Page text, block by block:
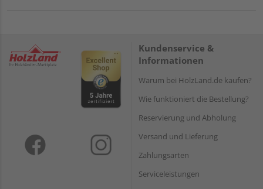
Kundenservice &
Informationen
Warum bei HolzLand.de kaufen?
Wie funktioniert die Bestellung?
Reservierung und Abholung
Versand und Lieferung
Zahlungsarten
Serviceleistungen